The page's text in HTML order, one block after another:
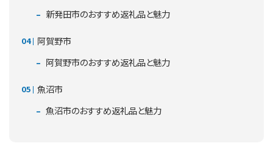
新発田市のおすすめ返礼品と魅力
阿賀野市
阿賀野市のおすすめ返礼品と魅力
魚沼市
魚沼市のおすすめ返礼品と魅力